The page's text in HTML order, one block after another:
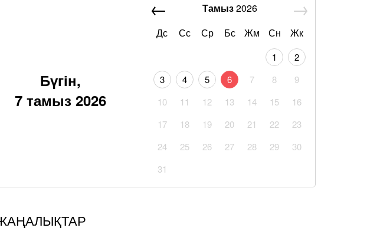
Бүгін,
7 тамыз 2026
Тамыз2026
Дс
Сс Ср Бс Жм Сн Жк
1
2
3
4 5 6 7 8
9
10
11 12 13 14 15
16
17
18 19 20 21 22
23
24
25 26 27 28 29
30
31